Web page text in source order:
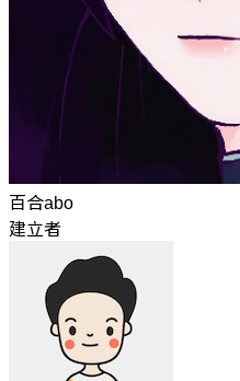
百合abo
建立者